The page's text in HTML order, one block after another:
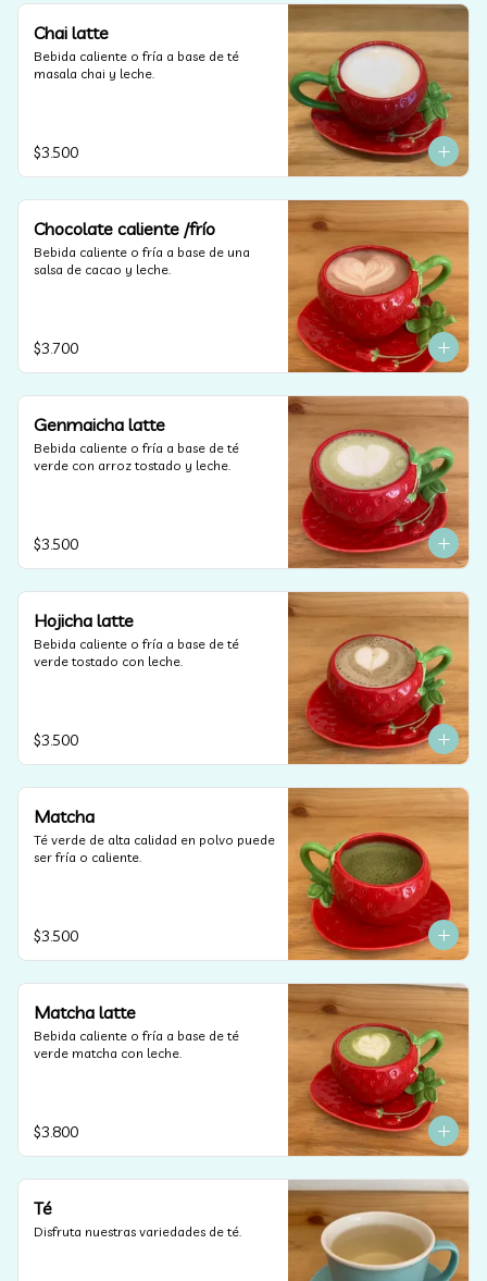
Chai latte
Bebida caliente o fría a base de té
masala chai y leche.
$3.500
Chocolate caliente /frío
Bebida caliente o fría a base de una
salsa de cacao y leche.
$3.700
Genmaicha latte
Bebida caliente o fría a base de té
verde con arroz tostado y leche.
$3.500
Hojicha latte
Bebida caliente o fría a base de té
verde tostado con leche.
$3.500
Matcha
Té verde de alta calidad en polvo puede
ser fría o caliente.
$3.500
Matcha latte
Bebida caliente o fría a base de té
verde matcha con leche.
$3.800
Té
Disfruta nuestras variedades de té.